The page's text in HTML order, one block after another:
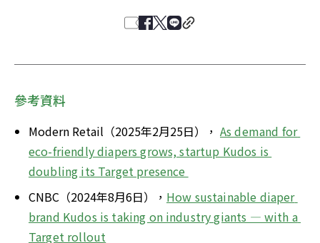
參考資料
Modern Retail（2025年2月25日）， As demand for
eco-friendly diapers grows, startup Kudos is
doubling its Target presence
CNBC（2024年8月6日）， How sustainable diaper
brand Kudos is taking on industry giants — with a
Target rollout